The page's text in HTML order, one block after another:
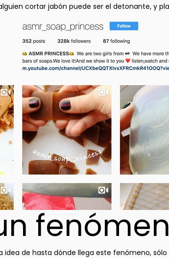
cortar jabón puede ser el detonante, y
idea de hasta dónde llega este fenómeno,